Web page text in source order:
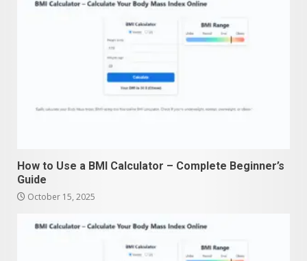
How to Use a BMI Calculator – Complete Beginner’s
Guide
October 15, 2025